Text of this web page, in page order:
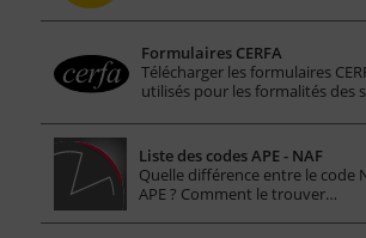
Formulaires CERFA
Télécharger les formulaires
utilisés pour les formalités des
Liste des codes APE - NAF
Quelle différence entre le code
APE ? Comment le trouver…